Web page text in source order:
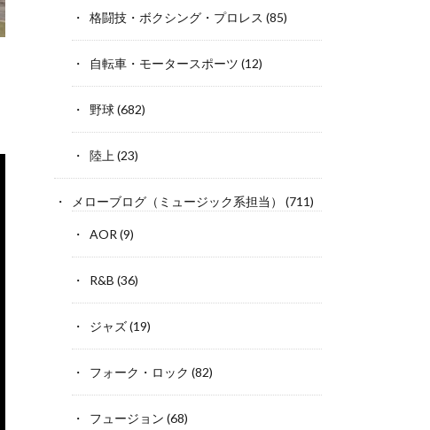
格闘技・ボクシング・プロレス (85)
自転車・モータースポーツ (12)
野球(682)
陸上 (23)
メローブログ（ミュージック系担当） (711)
AOR (9)
R&B (36)
ジャズ(19)
フォーク・ロック (82)
フュージョン (68)